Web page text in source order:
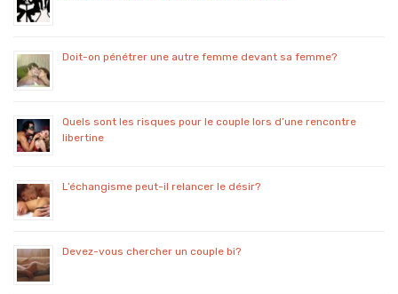
Doit-on pénétrer une autre femme devant sa femme?
Quels sont les risques pour le couple lors d’une rencontre
libertine
L’échangisme peut-il relancer le désir?
Devez-vous chercher un couple bi?